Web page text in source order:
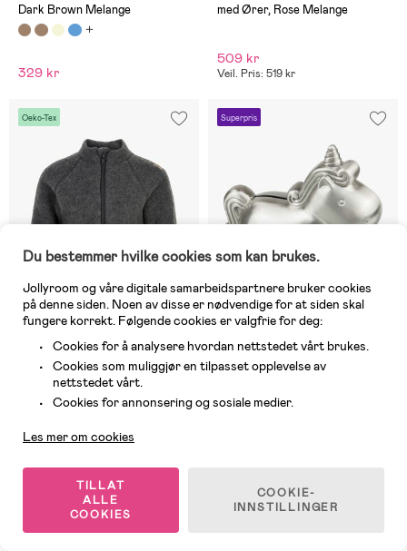
Dark Brown Melange
329 kr
med Ører, Rose Melange
509 kr
Veil. Pris: 519 kr
Oeko-Tex
På nettlager
Mikk-Line Fleecejakke Baby
Superpris
8 IGJEN
(0)
Design Cardell Sparebøsse
579 kr
Superpris
Du bestemmer hvilke cookies som kan brukes.
Jollyroom og våre digitale samarbeidspartnere bruker cookies
på denne siden. Noen av disse er nødvendige for at siden skal
fungere korrekt. Følgende cookies er valgfrie for deg:
Cookies for å analysere hvordan nettstedet vårt brukes.
Cookies som muliggjør en tilpasset opplevelse av
nettstedet vårt.
Cookies for annonsering og sosiale medier.
Les mer om cookies
TILLAT
ALLE
COOKIES
COOKIE-
INNSTILLINGER